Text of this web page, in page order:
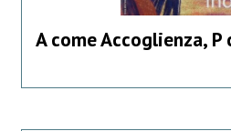
A come Accoglienza, P